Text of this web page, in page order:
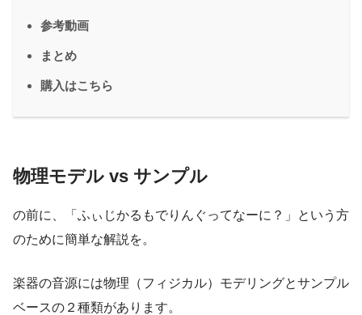
参考動画
まとめ
購入はこちら
物理モデル vs サンプル
の前に、「ふぃじかるもでりんぐってなーに？」という方
のために簡単な解説を。
楽器の音源には物理（フィジカル）モデリングとサンプル
ベースの２種類があります。